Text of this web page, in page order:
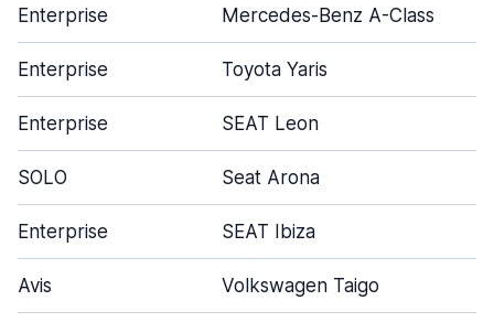
Enterprise Mercedes-Benz A-Class
Enterprise Toyota Yaris
Enterprise SEAT Leon
SOLO Seat Arona
Enterprise SEAT Ibiza
Avis Volkswagen Taigo